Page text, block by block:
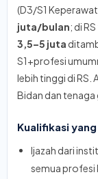
(D3/S1
juta/bulan; di
3,5–5 juta
S1+profesi
lebih tinggi di RS.
Bidan dan tenaga
Kualifikasi
Ijazah dari
semua